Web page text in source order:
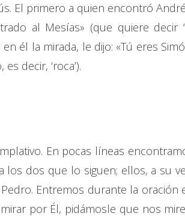
El primero a quien encontró
al Mesías» (que quiere decir
él la mirada, le dijo: «Tú eres
decir, ‘roca’).
En pocas líneas
los dos que lo siguen; ellos, a su
Entremos durante la oración
por Él, pidámosle que nos